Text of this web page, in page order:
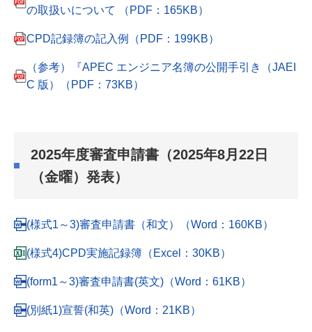
の取扱いについて （PDF：165KB）
CPD記録簿の記入例（PDF：199KB）
（参考）『APEC エンジニア名簿の公開手引き（JAEI
C 版）（PDF：73KB）
2025年度審査申請書（2025年8月22日
（金曜）発表）
(様式1～3)審査申請書（和文）（Word：160KB）
(様式4)CPD実施記録簿（Excel：30KB）
(form1～3)審査申請書(英文)（Word：61KB）
(別紙1)宣誓(和英)（Word：21KB）